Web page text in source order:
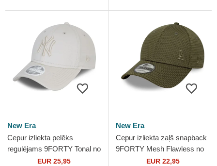
New Era
Cepur izliekta pelēks
regulējams 9FORTY Tonal no
New York Yankees MLB no
EUR 25,95
New Era
Cepur izliekta zaļš snapback
9FORTY Mesh Flawless no
Los Angeles Dodgers MLB
EUR 22,95